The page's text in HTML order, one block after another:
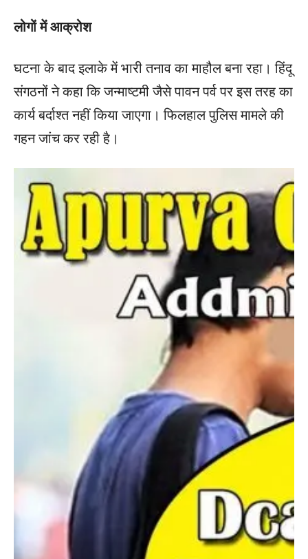
लोगों में आक्रोश
घटना के बाद इलाके में भारी तनाव का माहौल बना रहा। हिंदू
संगठनों ने कहा कि जन्माष्टमी जैसे पावन पर्व पर इस तरह का
कार्य बर्दाश्त नहीं किया जाएगा। फिलहाल पुलिस मामले की
गहन जांच कर रही है।